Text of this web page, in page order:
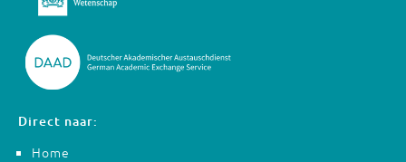
Direct naar:
Home